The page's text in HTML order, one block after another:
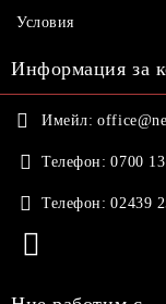
Условия
Информация за
Имейл:
Телефон: 0700
Телефон: 02439